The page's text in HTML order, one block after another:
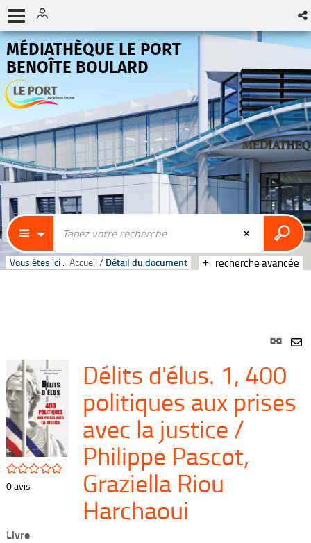
MÉDIATHÈQUE LE PORT
BENOÎTE BOULARD
recherche avancée
Vous êtes ici : Accueil / Détail du document
Lien
/5
0avis
Délits d'élus. 1, 400
politiques aux prises
avec la justice /
Philippe Pascot,
Graziella Riou
Harchaoui
Livre